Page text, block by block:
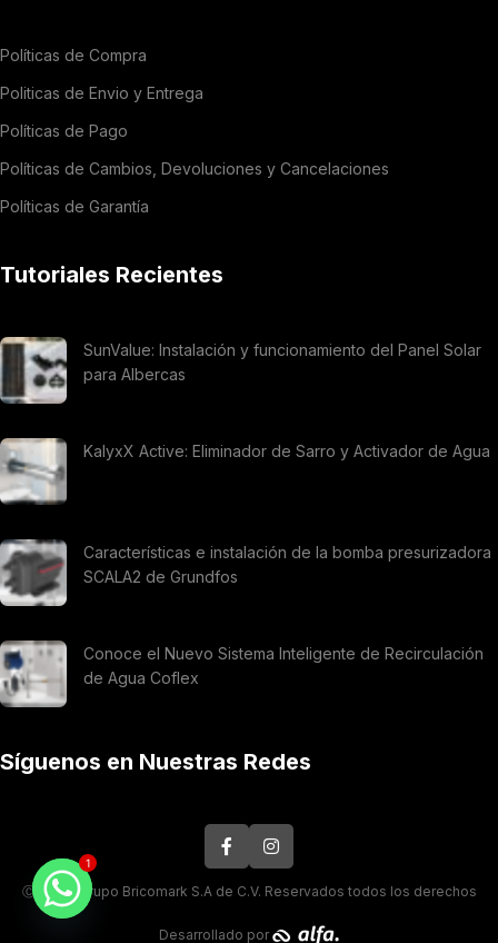
Políticas de Compra
Politicas de Envio y Entrega
Políticas de Pago
Políticas de Cambios, Devoluciones y Cancelaciones
Políticas de Garantía
Tutoriales Recientes
SunValue: Instalación y funcionamiento del Panel Solar
para Albercas
KalyxX Active: Eliminador de Sarro y Activador de Agua
Características e instalación de la bomba presurizadora
SCALA2 de Grundfos
Conoce el Nuevo Sistema Inteligente de Recirculación
de Agua Coflex
Síguenos en Nuestras Redes
Ⓒ 2026. Grupo Bricomark S.A de C.V. Reservados todos los derechos
Desarrollado por
1